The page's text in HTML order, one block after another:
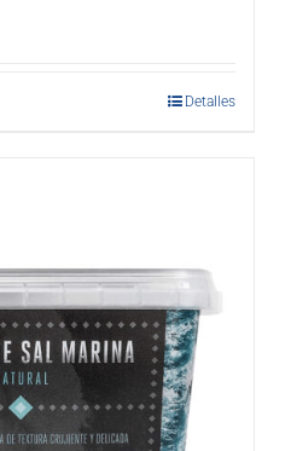
Detalles